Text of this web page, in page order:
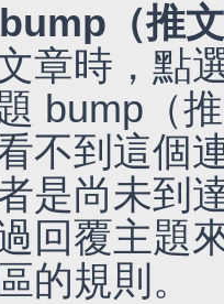
（推
章時，點
bump（
不到這個
是尚未到
回覆主題
的規則。